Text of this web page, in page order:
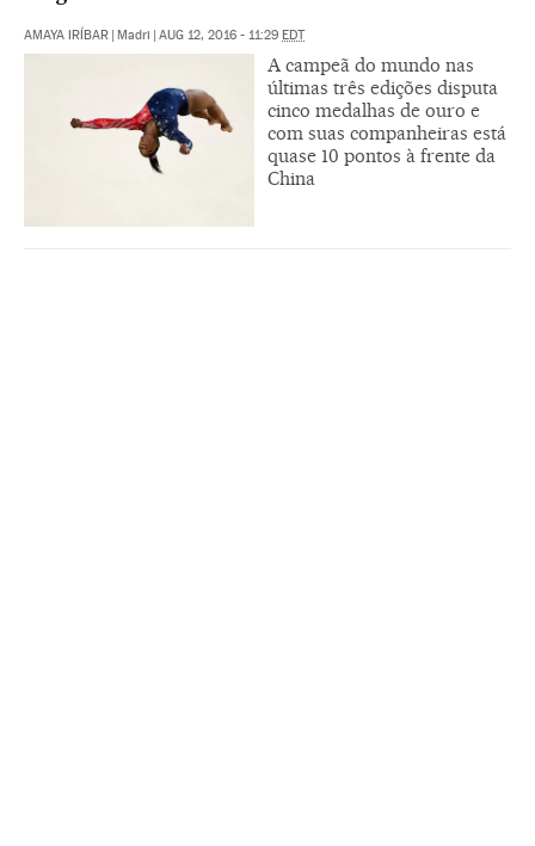
AMAYA IRÍBAR Madri AUG 12, 2016 - 11:29 EDT
A campeã do mundo nas
últimas três edições disputa
cinco medalhas de ouro e
com suas companheiras está
quase 10 pontos à frente da
China